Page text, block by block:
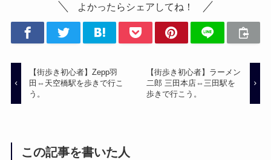
よかったらシェアしてね！
【街歩き初心者】Zepp羽
田⇔天空橋駅を歩きで行こ
う。
【街歩き初心者】ラーメン
二郎 三田本店⇔三田駅を
歩きで行こう。
この記事を書いた人